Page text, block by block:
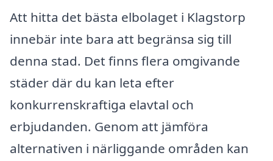
Att hitta det bästa elbolaget i Klagstorp
innebär inte bara att begränsa sig till
denna stad. Det finns flera omgivande
städer där du kan leta efter
konkurrenskraftiga elavtal och
erbjudanden. Genom att jämföra
alternativen i närliggande områden kan